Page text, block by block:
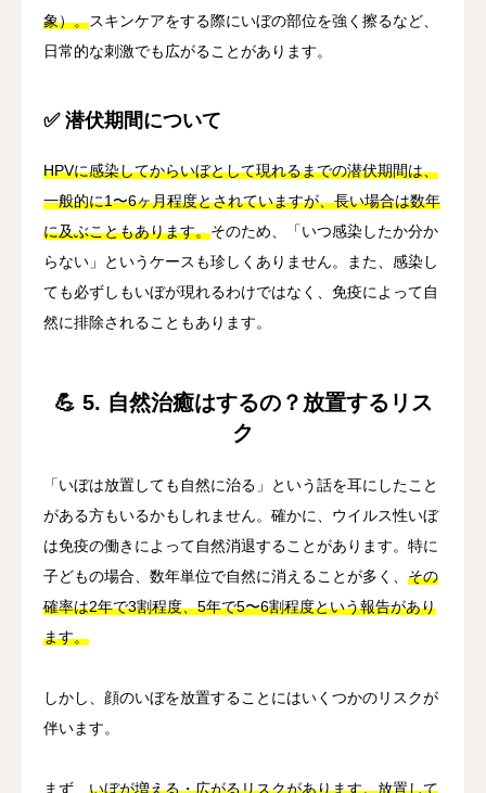
象）。スキンケアをする際にいぼの部位を強く擦るなど、
日常的な刺激でも広がることがあります。
✅ 潜伏期間について
HPVに感染してからいぼとして現れるまでの潜伏期間は、
一般的に1〜6ヶ月程度とされていますが、長い場合は数年
に及ぶこともあります。そのため、「いつ感染したか分か
らない」というケースも珍しくありません。また、感染し
ても必ずしもいぼが現れるわけではなく、免疫によって自
然に排除されることもあります。
💪 5. 自然治癒はするの？放置するリス
ク
「いぼは放置しても自然に治る」という話を耳にしたこと
がある方もいるかもしれません。確かに、ウイルス性いぼ
は免疫の働きによって自然消退することがあります。特に
子どもの場合、数年単位で自然に消えることが多く、 その
確率は2年で3割程度、5年で5〜6割程度という報告があり
ます。
しかし、顔のいぼを放置することにはいくつかのリスクが
伴います。
まず、 いぼが増える・広がるリスクがあります。放置して